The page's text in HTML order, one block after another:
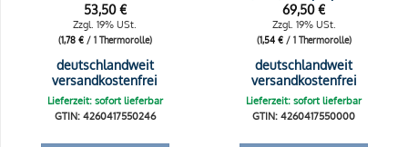
53,50€
Zzgl. 19% USt.
(1,78 €/ 1 Thermorolle)
deutschlandweit
versandkostenfrei
Lieferzeit: sofort lieferbar
GTIN: 4260417550246
69,50€
Zzgl. 19% USt.
(1,54 €/ 1 Thermorolle)
deutschlandweit
versandkostenfrei
Lieferzeit: sofort lieferbar
GTIN: 4260417550000